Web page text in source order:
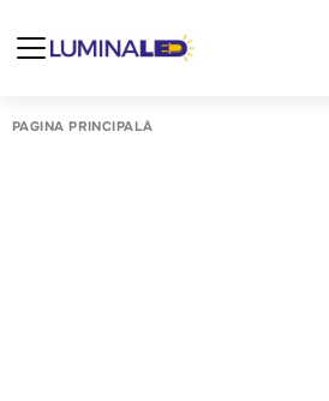
PAGINA PRINCIPALĂ